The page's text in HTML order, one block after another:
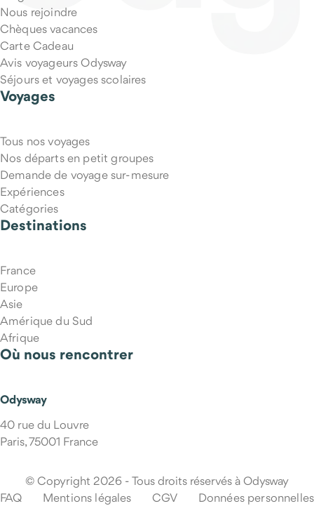
Puis-je annuler mon voyage si mes projets changent ?
Nous rejoindre
Chèques vacances
Carte Cadeau
Avis voyageurs Odysway
Séjours et voyages scolaires
Voyages
Tous nos voyages
Nos départs en petit groupes
Demande de voyage sur-mesure
Expériences
Catégories
Destinations
France
Europe
Asie
Amérique du Sud
Afrique
Où nous rencontrer
Odysway
40 rue du Louvre
Paris, 75001 France
© Copyright 2026 - Tous droits réservés à Odysway
FAQ
Mentions légales CGV Données personnelles